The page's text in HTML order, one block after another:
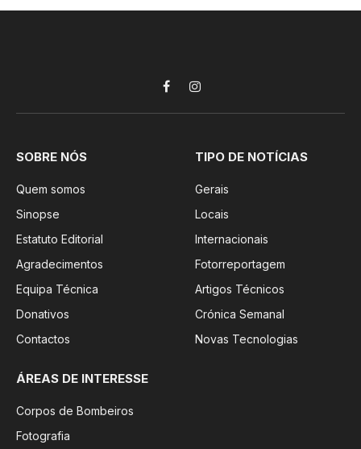
FacebookInstagram
SOBRE NÓS
Quem somos
Sinopse
Estatuto Editorial
Agradecimentos
Equipa Técnica
Donativos
Contactos
TIPO DE NOTÍCIAS
Gerais
Locais
Internacionais
Fotorreportagem
Artigos Técnicos
Crónica Semanal
Novas Tecnologias
ÁREAS DE INTERESSE
Corpos de Bombeiros
Fotografia